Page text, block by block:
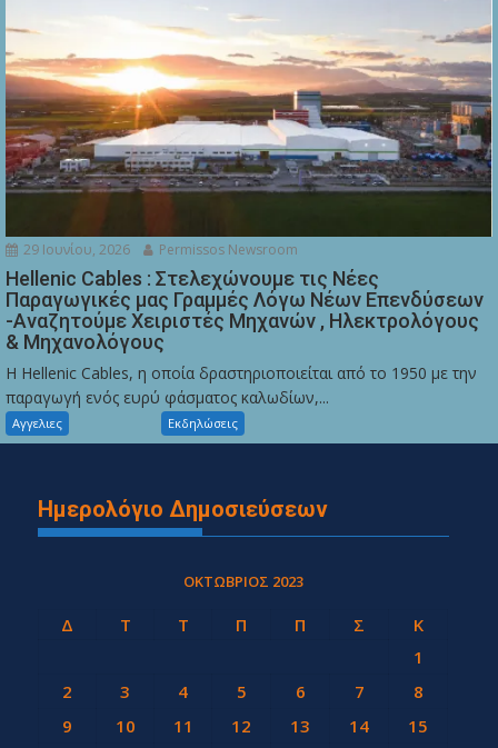
29 Ιουνίου, 2026 Permissos Newsroom
Hellenic Cables : Στελεχώνουμε τις Νέες
Παραγωγικές μας Γραμμές Λόγω Νέων Επενδύσεων
-Αναζητούμε Χειριστές Μηχανών , Ηλεκτρολόγους
& Μηχανολόγους
Η Hellenic Cables, η οποία δραστηριοποιείται από το 1950 με την
παραγωγή ενός ευρύ φάσματος καλωδίων,...
Αγγελιες Εκδηλώσεις
Ημερολόγιο Δημοσιεύσεων
ΟΚΤΏΒΡΙΟΣ 2023
Δ Τ Τ Π Π Σ
Κ
1
2
3 4 5 6 7
8
9
10 11 12 13 14
15